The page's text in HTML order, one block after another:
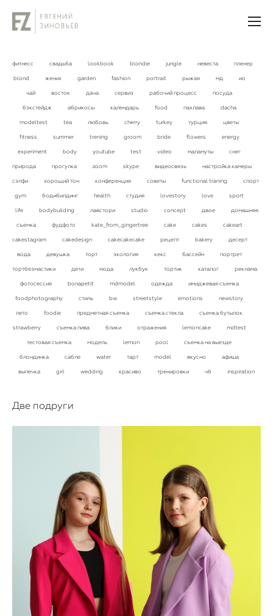
фитнесс свадьба lookbook blondie jungle невеста пленер
blond жених garden fashion portrait рыжая мд ио
чай восток дача сервиз рабочий процесс посуда
бэкстейдж абрикосы календарь food пахлава dacha
modeltest tea любовь cherry turkey турция цветы
fitness summer trening groom bride flowers energy
experiment body youtube test video маламуты снег
природа прогулка zoom skype видеосвязь настройка камеры
сэлфи хорощий тон конференция советы functional traning спорт
gym бодибилдинг health студия lovestory love sport
life bodybuilding лавстори studio concept двое домашняя
съемка фудфото kate_from_gingertree cake cakes cakeart
cakestagram cakedesign cakecakecake рецепт bakery десерт
вода девушка торт экология кекс бассейн портрет
тортбезмастики дети мода лукбук тортик каталог реклама
фотосессия bonapetit mdmodel одежда имиджевая съемка
foodphotography стиль bw streetstyle emotions newstory
лето foodie предметная съемка съемка стекла съемка бутылок
strawberry съемка пива блики отражения lemoncake mdtest
тестовая съемка модель lemon pool съемка на выезде
блондинка сабле water тарт model вкусно афиша
выпечка girl wedding красиво тренировки чб inspiration
Две подруги